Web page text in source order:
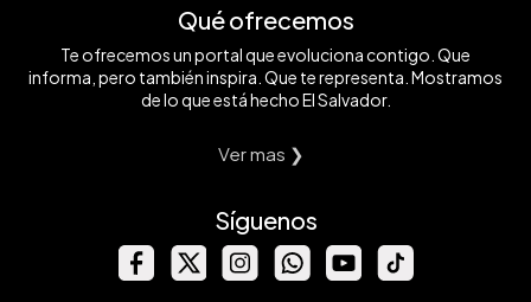
Qué ofrecemos
Te ofrecemos un portal que evoluciona contigo. Que
informa, pero también inspira. Que te representa. Mostramos
de lo que está hecho El Salvador.
Ver mas ❯
Síguenos